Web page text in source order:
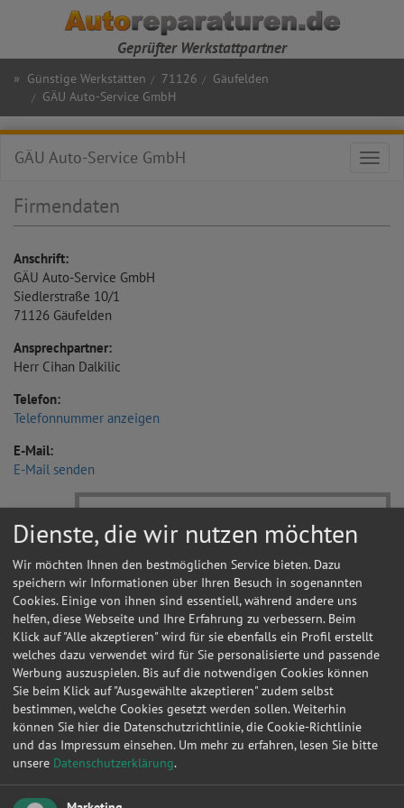
Geprüfter Werkstattpartner
» Günstige Werkstätten 71126
Gäufelden
GÄU Auto-Service GmbH
GÄU Auto-Service GmbH
Firmendaten
Anschrift:
GÄU Auto-Service GmbH
Siedlerstraße 10/1
71126 Gäufelden
Ansprechpartner:
Herr Cihan Dalkilic
Telefon:
Telefonnummer anzeigen
E-Mail:
E-Mail senden
Dienste, die wir nutzen möchten
Wir möchten Ihnen den bestmöglichen Service bieten. Dazu
speichern wir Informationen über Ihren Besuch in sogenannten
Cookies. Einige von ihnen sind essentiell, während andere uns
helfen, diese Webseite und Ihre Erfahrung zu verbessern. Beim
Klick auf "Alle akzeptieren" wird für sie ebenfalls ein Profil erstellt
welches dazu verwendet wird für Sie personalisierte und passende
Werbung auszuspielen. Bis auf die notwendigen Cookies können
Sie beim Klick auf "Ausgewählte akzeptieren" zudem selbst
bestimmen, welche Cookies gesetzt werden sollen. Weiterhin
können Sie hier die Datenschutzrichtlinie, die Cookie-Richtlinie
und das Impressum einsehen. Um mehr zu erfahren, lesen Sie bitte
unsere Datenschutzerklärung.